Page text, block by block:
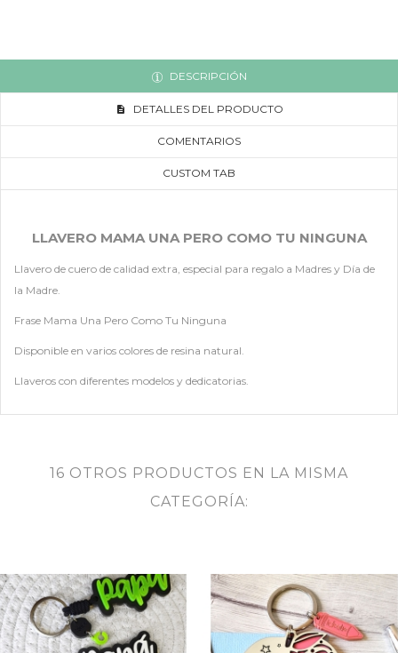
DESCRIPCIÓN
DETALLES DEL PRODUCTO
COMENTARIOS
CUSTOM TAB
LLAVERO MAMA UNA PERO COMO TU NINGUNA
Llavero de cuero de calidad extra, especial para regalo a Madres y Día de
la Madre.
Frase Mama Una Pero Como Tu Ninguna
Disponible en varios colores de resina natural.
Llaveros con diferentes modelos y dedicatorias.
16 OTROS PRODUCTOS EN LA MISMA
CATEGORÍA: